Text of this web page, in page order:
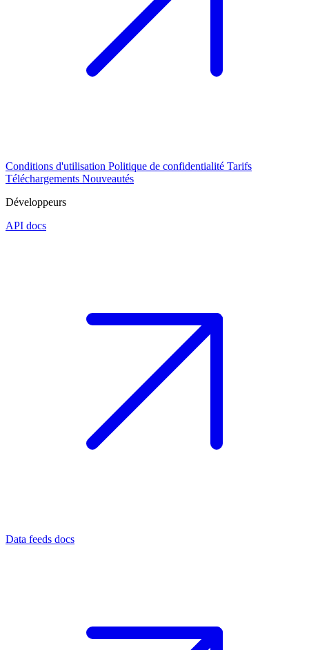
Conditions d'utilisation Politique de confidentialité Tarifs
Téléchargements Nouveautés
Développeurs
API docs
Data feeds docs